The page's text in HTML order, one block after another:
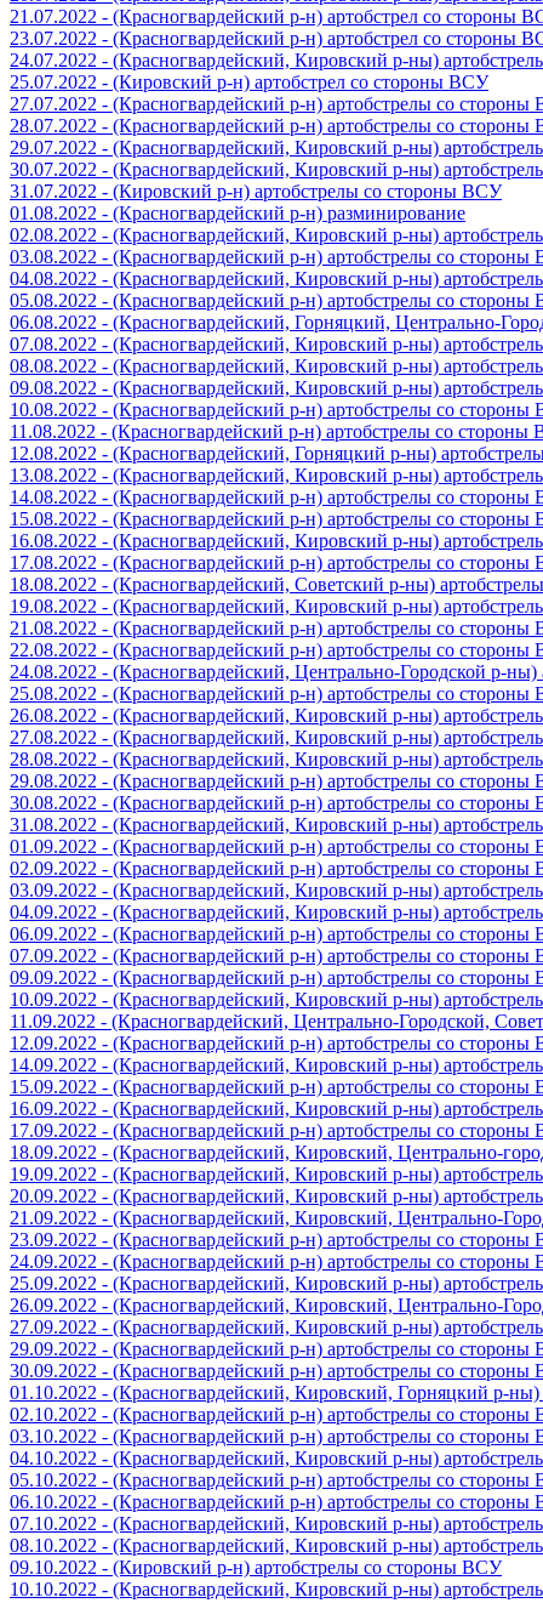
21.07.2022 - (Красногвардейский р-н) артобстрел со стороны
23.07.2022 - (Красногвардейский р-н) артобстрел со стороны
24.07.2022 - (Красногвардейский, Кировский р-ны)
25.07.2022 - (Кировский р-н) артобстрел со стороны ВСУ
27.07.2022 - (Красногвардейский р-н) артобстрелы со
28.07.2022 - (Красногвардейский р-н) артобстрелы со
29.07.2022 - (Красногвардейский, Кировский р-ны)
30.07.2022 - (Красногвардейский, Кировский р-ны)
31.07.2022 - (Кировский р-н) артобстрелы со стороны ВСУ
01.08.2022 - (Красногвардейский р-н) разминирование
02.08.2022 - (Красногвардейский, Кировский р-ны)
03.08.2022 - (Красногвардейский р-н) артобстрелы со
04.08.2022 - (Красногвардейский, Кировский р-ны)
05.08.2022 - (Красногвардейский р-н) артобстрелы со
06.08.2022 - (Красногвардейский, Горняцкий, Центрально-
07.08.2022 - (Красногвардейский, Кировский р-ны)
08.08.2022 - (Красногвардейский, Кировский р-ны)
09.08.2022 - (Красногвардейский, Кировский р-ны)
10.08.2022 - (Красногвардейский р-н) артобстрелы со
11.08.2022 - (Красногвардейский р-н) артобстрелы со стороны
12.08.2022 - (Красногвардейский, Горняцкий р-ны)
13.08.2022 - (Красногвардейский, Кировский р-ны)
14.08.2022 - (Красногвардейский р-н) артобстрелы со
15.08.2022 - (Красногвардейский р-н) артобстрелы со
16.08.2022 - (Красногвардейский, Кировский р-ны)
17.08.2022 - (Красногвардейский р-н) артобстрелы со
18.08.2022 - (Красногвардейский, Советский р-ны)
19.08.2022 - (Красногвардейский, Кировский р-ны)
21.08.2022 - (Красногвардейский р-н) артобстрелы со
22.08.2022 - (Красногвардейский р-н) артобстрелы со
24.08.2022 - (Красногвардейский, Центрально-Городской р-
25.08.2022 - (Красногвардейский р-н) артобстрелы со
26.08.2022 - (Красногвардейский, Кировский р-ны)
27.08.2022 - (Красногвардейский, Кировский р-ны)
28.08.2022 - (Красногвардейский, Кировский р-ны)
29.08.2022 - (Красногвардейский р-н) артобстрелы со
30.08.2022 - (Красногвардейский р-н) артобстрелы со
31.08.2022 - (Красногвардейский, Кировский р-ны)
01.09.2022 - (Красногвардейский р-н) артобстрелы со
02.09.2022 - (Красногвардейский р-н) артобстрелы со
03.09.2022 - (Красногвардейский, Кировский р-ны)
04.09.2022 - (Красногвардейский, Кировский р-ны)
06.09.2022 - (Красногвардейский р-н) артобстрелы со
07.09.2022 - (Красногвардейский р-н) артобстрелы со
09.09.2022 - (Красногвардейский р-н) артобстрелы со
10.09.2022 - (Красногвардейский, Кировский р-ны)
11.09.2022 - (Красногвардейский, Центрально-Городской,
12.09.2022 - (Красногвардейский р-н) артобстрелы со
14.09.2022 - (Красногвардейский, Кировский р-ны)
15.09.2022 - (Красногвардейский р-н) артобстрелы со
16.09.2022 - (Красногвардейский, Кировский р-ны)
17.09.2022 - (Красногвардейский р-н) артобстрелы со
18.09.2022 - (Красногвардейский, Кировский, Центрально-
19.09.2022 - (Красногвардейский, Кировский р-ны)
20.09.2022 - (Красногвардейский, Кировский р-ны)
21.09.2022 - (Красногвардейский, Кировский, Центрально-
23.09.2022 - (Красногвардейский р-н) артобстрелы со
24.09.2022 - (Красногвардейский р-н) артобстрелы со
25.09.2022 - (Красногвардейский, Кировский р-ны)
26.09.2022 - (Красногвардейский, Кировский, Центрально-
27.09.2022 - (Красногвардейский, Кировский р-ны)
29.09.2022 - (Красногвардейский р-н) артобстрелы со
30.09.2022 - (Красногвардейский р-н) артобстрелы со
01.10.2022 - (Красногвардейский, Кировский, Горняцкий р-
02.10.2022 - (Красногвардейский р-н) артобстрелы со
03.10.2022 - (Красногвардейский р-н) артобстрелы со
04.10.2022 - (Красногвардейский, Кировский р-ны)
05.10.2022 - (Красногвардейский р-н) артобстрелы со
06.10.2022 - (Красногвардейский р-н) артобстрелы со
07.10.2022 - (Красногвардейский, Кировский р-ны)
08.10.2022 - (Красногвардейский, Кировский р-ны)
09.10.2022 - (Кировский р-н) артобстрелы со стороны ВСУ
10.10.2022 - (Красногвардейский, Кировский р-ны)